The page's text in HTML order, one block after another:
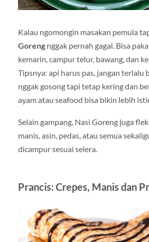
Kalau ngomongin masakan pemula
Gorengnggak pernah gagal. Bisa
kemarin, campur telur, bawang, dan
Tipsnya: api harus pas, jangan terlalu
nggak gosong tapi tetap kering dan
ayam atau seafood bisa bikin lebih
Selain gampang, Nasi Goreng juga
manis, asin, pedas, atau semua
dicampur sesuai selera.
Prancis: Crepes, Manis dan